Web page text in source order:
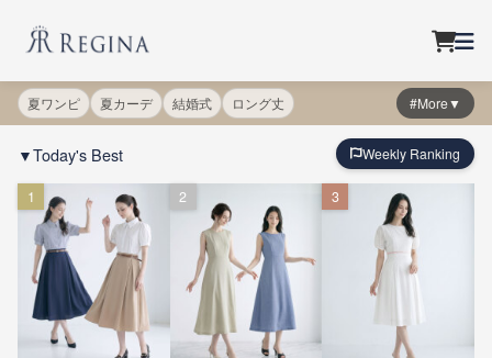
夏ワンピ 夏カーデ 結婚式 ロング丈 #More▼
▼Today's Best Weekly Ranking
1 2 3